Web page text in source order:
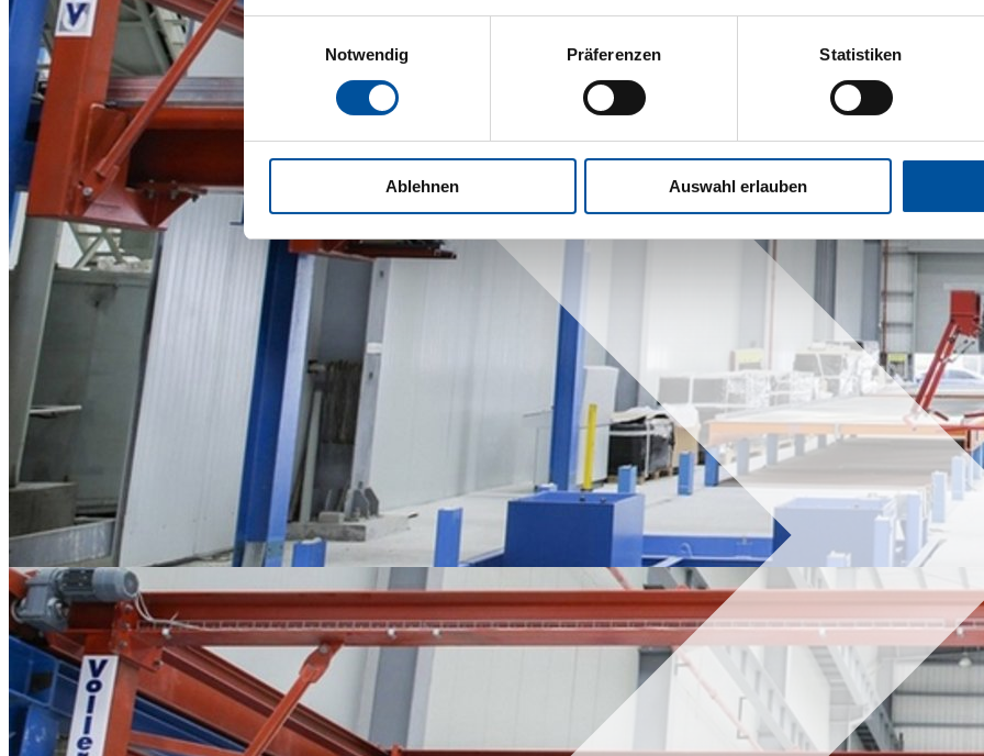
Einwilligungsauswahl
Notwendig
Präferenzen Statistiken
Ablehnen Auswahl erlauben